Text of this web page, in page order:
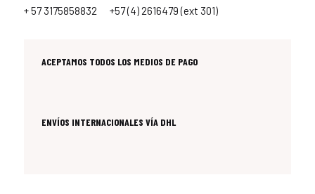
+ 57 3175858832 +57 (4) 2616479 (ext 301)
ACEPTAMOS TODOS LOS MEDIOS DE PAGO
ENVÍOS INTERNACIONALES VÍA DHL